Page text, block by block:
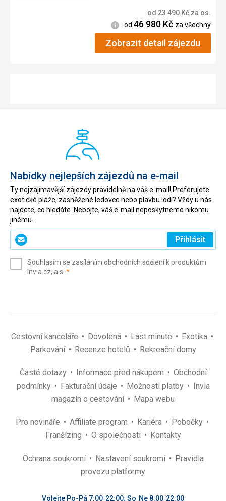
od 23 490 Kč za os.
Informace
od 46 980 Kč za všechny
Zobrazit detail zájezdu
Nabídky nejlepších zájezdů na e-mail
Ty nejzajímavější zájezdy pravidelně na váš e-mail! Preferujete
exotické pláže, zasněžené ledovce nebo plavbu lodí? Vždy u nás
najdete, co hledáte. Nebojte, váš e-mail neposkytneme nikomu
jinému.
Zadejte
svůj
(povinné)
Přihlásit
Souhlasím se zasíláním obchodních sdělení k produktům
Invia.cz, a.s. *(povinné)
Cestovní kanceláře Dovolená Last minute
Exotika
Parkování
Recenze hotelů Rekreační domy
Časté dotazy Informace před nákupem
Obchodní
podmínky
Fakturační údaje Možnosti platby
Invia
magazín o cestování
Mapa webu
Pro novináře Affiliate program Kariéra
Pobočky
Franšízing
O společnosti Kontakty
Ochrana soukromí Nastavení soukromí
Pravidla
provozu platformy
Volejte Po-Pá 7:00‑22:00; So‑Ne 8:00‑22:00